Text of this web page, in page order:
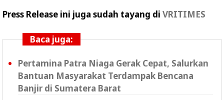
­­Press Release ini juga sudah tayang di VRITIMES
Baca juga:
Pertamina Patra Niaga Gerak Cepat, Salurkan
Bantuan Masyarakat Terdampak Bencana
Banjir di Sumatera Barat